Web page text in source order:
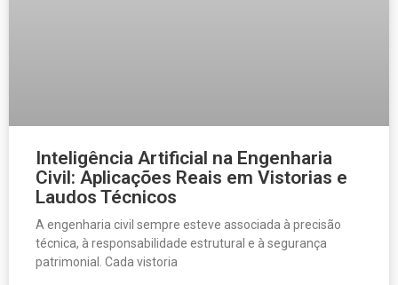
Inteligência Artificial na Engenharia
Civil: Aplicações Reais em Vistorias e
Laudos Técnicos
A engenharia civil sempre esteve associada à precisão
técnica, à responsabilidade estrutural e à segurança
patrimonial. Cada vistoria